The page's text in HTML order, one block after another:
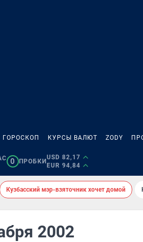
ГОРОСКОП КУРСЫ ВАЛЮТ ZODY
0 ПРОБКИ
USD 82,17
EUR 94,84
Кузбасский мэр-взяточник хочет домой
2002